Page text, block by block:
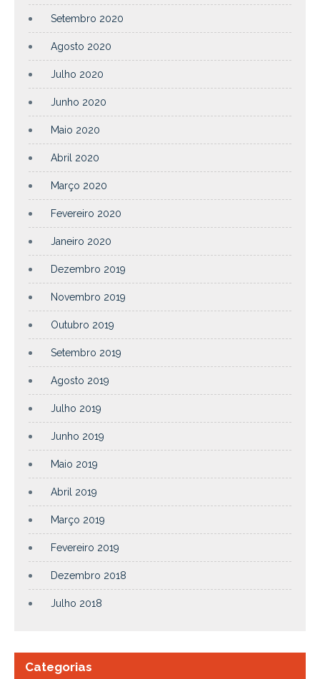
Setembro 2020
Agosto 2020
Julho 2020
Junho 2020
Maio 2020
Abril 2020
Março 2020
Fevereiro 2020
Janeiro 2020
Dezembro 2019
Novembro 2019
Outubro 2019
Setembro 2019
Agosto 2019
Julho 2019
Junho 2019
Maio 2019
Abril 2019
Março 2019
Fevereiro 2019
Dezembro 2018
Julho 2018
Categorias